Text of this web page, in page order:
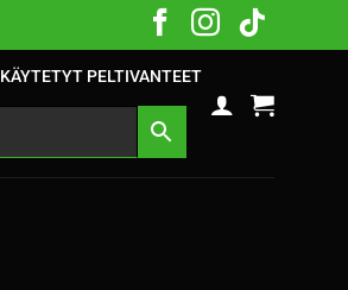
KÄYTETYT PELTIVANTEET